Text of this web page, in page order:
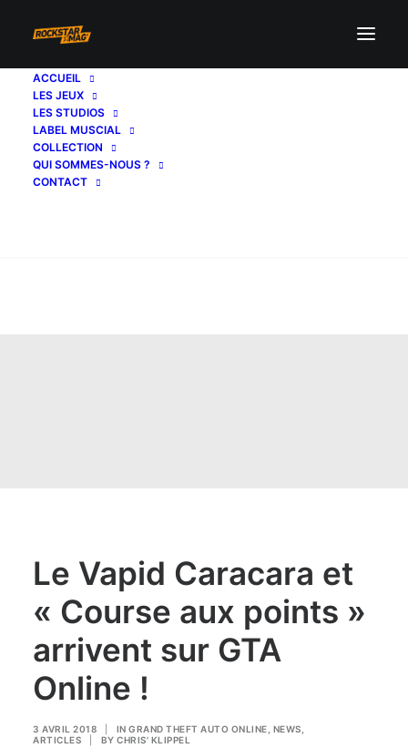
ACCUEIL
LES JEUX
LES STUDIOS
LABEL MUSCIAL
COLLECTION
QUI SOMMES-NOUS ?
CONTACT
Le Vapid Caracara et
« Course aux points »
arrivent sur GTA
Online !
3 AVRIL 2018 IN GRAND THEFT AUTO ONLINE NEWS
ARTICLES
BY CHRIS' KLIPPEL